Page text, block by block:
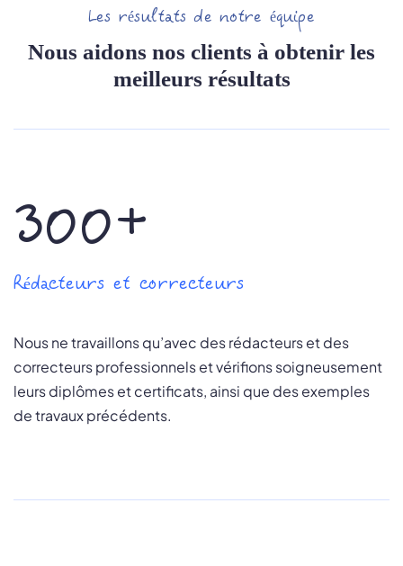
Les résultats de notre équipe
Nous aidons nos clients à obtenir les
meilleurs résultats
300+
Rédacteurs et correcteurs
Nous ne travaillons qu’avec des rédacteurs et des
correcteurs professionnels et vérifions soigneusement
leurs diplômes et certificats, ainsi que des exemples
de travaux précédents.